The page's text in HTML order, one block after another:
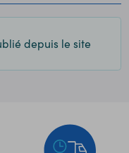
depuis le site